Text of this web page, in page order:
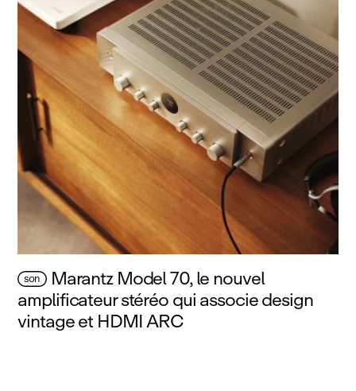
son Marantz Model 70, le nouvel
amplificateur stéréo qui associe design
vintage et HDMI ARC